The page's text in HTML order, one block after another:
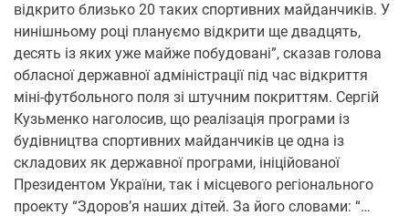
відкрито близько 20 таких спортивних майданчиків. У
нинішньому році плануємо відкрити ще двадцять,
десять із яких уже майже побудовані”, сказав голова
обласної державної адміністрації під час відкриття
міні-футбольного поля зі штучним покриттям. Сергій
Кузьменко наголосив, що реалізація програми із
будівництва спортивних майданчиків це одна із
складових як державної програми, ініційованої
Президентом України, так і місцевого регіонального
проекту “Здоров’я наших дітей. За його словами: “…